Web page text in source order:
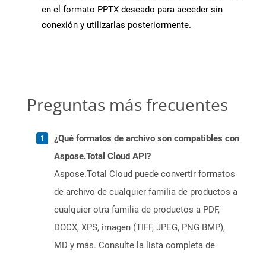
en el formato PPTX deseado para acceder sin
conexión y utilizarlas posteriormente.
Preguntas más frecuentes
¿Qué formatos de archivo son compatibles con
Aspose.Total Cloud API?
Aspose.Total Cloud puede convertir formatos
de archivo de cualquier familia de productos a
cualquier otra familia de productos a PDF,
DOCX, XPS, imagen (TIFF, JPEG, PNG BMP),
MD y más. Consulte la lista completa de